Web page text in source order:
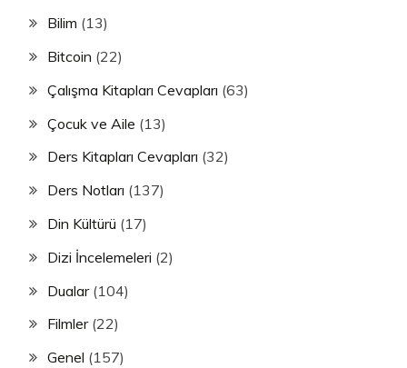
Bilim (13)
Bitcoin (22)
Çalışma Kitapları Cevapları (63)
Çocuk ve Aile (13)
Ders Kitapları Cevapları (32)
Ders Notları (137)
Din Kültürü (17)
Dizi İncelemeleri (2)
Dualar(104)
Filmler(22)
Genel (157)